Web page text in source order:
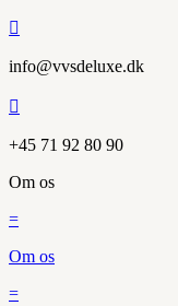

info@vvsdeluxe.dk

+45 71 92 80 90
Om os
=
Om os
=